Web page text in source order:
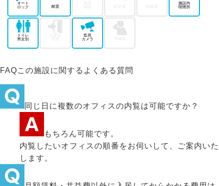
オート
ロック
耐震
施設内
喫煙所
トイレ
男女別
監視
カメラ
FAQこの施設に関するよくある質問
同じ日に複数のオフィスの内覧は可能ですか？
もちろん可能です。
内覧したいオフィスの順番をお伺いして、ご案内いた
します。